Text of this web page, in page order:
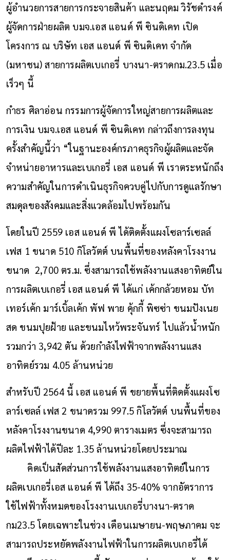
ผู้อำนวยการสายการกระจายสินค้า และนฤดม วิรัชดำรงค์
ผู้จัดการฝ่ายผลิต บมจ.เอส แอนด์ พี ซินดิเคท เปิด
โครงการ ณ บริษัท เอส แอนด์ พี ซินดิเคท จำกัด
(มหาชน) สายการผลิตเบเกอรี่ บางนา-ตราดกม.23.5 เมื่อ
เร็วๆ นี้
กำธร ศิลาอ่อน กรรมการผู้จัดการใหญ่สายการผลิตและ
การเงิน บมจ.เอส แอนด์ พี ซินดิเคท กล่าวถึงการลงทุน
ครั้งสำคัญนี้ว่า “ในฐานะองค์กรภาคธุรกิจผู้ผลิตและจัด
จำหน่ายอาหารและเบเกอรี่ เอส แอนด์ พี เราตระหนักถึง
ความสำคัญในการดำเนินธุรกิจควบคู่ไปกับการดูแลรักษา
สมดุลของสังคมและสิ่งแวดล้อมไปพร้อมกัน
โดยในปี 2559 เอส แอนด์ พี ได้ติดตั้งแผงโซลาร์เซลล์
เฟส 1 ขนาด 510 กิโลวัตต์ บนพื้นที่ของหลังคาโรงงาน
ขนาด 2,700 ตร.ม. ซึ่งสามารถใช้พลังงานแสงอาทิตย์ใน
การผลิตเบเกอรี่ เอส แอนด์ พี ได้แก่ เค้กกล้วยหอม บัท
เทอร์เค้ก มาร์เบิ้ลเค้ก พัฟ พาย คุ้กกี้ พิซซ่า ขนมปังเนย
สด ขนมปุยฝ้าย และขนมไหว้พระจันทร์ ไปแล้วน้ำหนัก
รวมกว่า 3,942 ตัน ด้วยกำลังไฟฟ้าจากพลังงานแสง
อาทิตย์รวม 4.05 ล้านหน่วย
สำหรับปี 2564 นี้ เอส แอนด์ พี ขยายพื้นที่ติดตั้งแผงโซ
ลาร์เซลล์ เฟส 2 ขนาดรวม 997.5 กิโลวัตต์ บนพื้นที่ของ
หลังคาโรงงานขนาด 4,990 ตารางเมตร ซึ่งจะสามารถ
ผลิตไฟฟ้าได้ปีละ 1.35 ล้านหน่วยโดยประมาณ
คิดเป็นสัดส่วนการใช้พลังงานแสงอาทิตย์ในการ
ผลิตเบเกอรี่เอส แอนด์ พี ได้ถึง 35-40% จากอัตราการ
ใช้ไฟฟ้าทั้งหมดของโรงงานเบเกอรี่บางนา-ตราด
กม23.5 โดยเฉพาะในช่วง เดือนเมษายน-พฤษภาคม จะ
สามารถประหยัดพลังงานไฟฟ้าในการผลิตเบเกอรี่ได้